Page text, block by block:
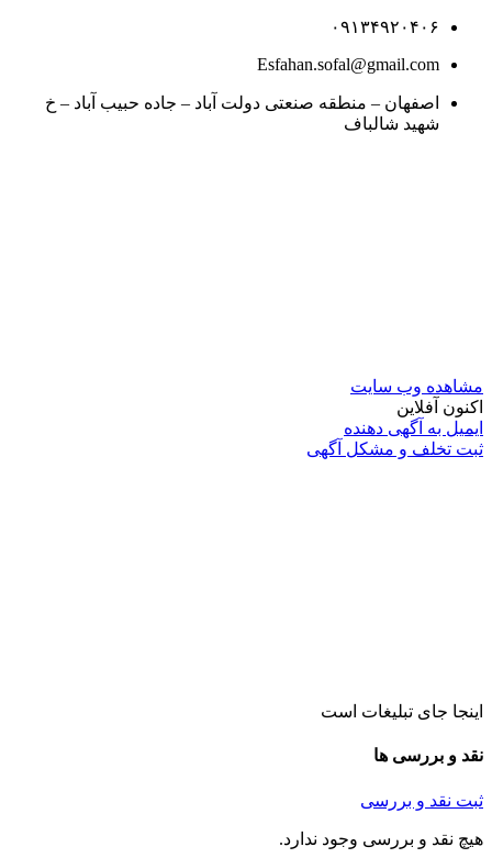
۰۹۱۳۴۹۲۰۴۰۶
Esfahan.sofal@gmail.com
اصفهان – منطقه صنعتی دولت آباد – جاده حبیب آباد – خ
شهید شالباف
مشاهده وب سایت
اکنون آفلاین
ایمیل به آگهی دهنده
ثبت تخلف و مشکل آگهی
اینجا جای تبلیغات است
نقد و بررسی ها
ثبت نقد و بررسی
هیچ نقد و بررسی وجود ندارد.